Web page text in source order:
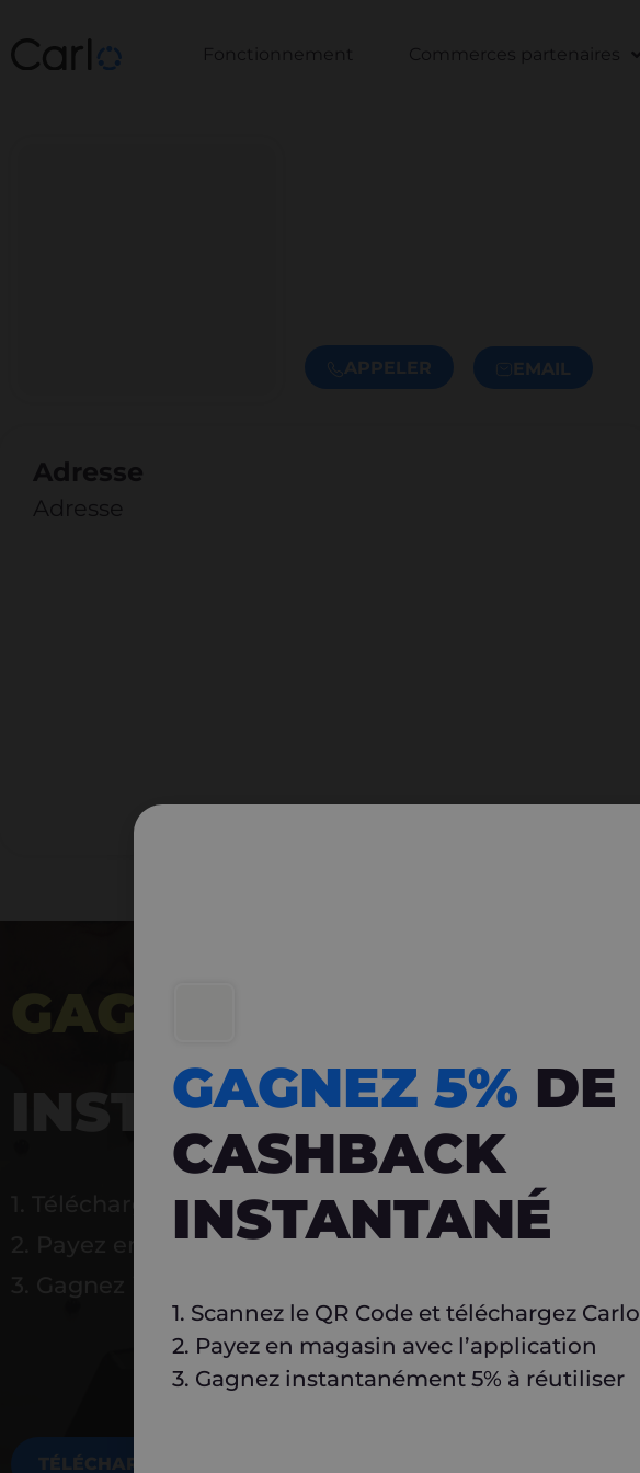
Fonctionnement Commerces partenaires
APPELER EMAIL
Adresse
Adresse
GAGNEZ 5%
INSTANTANÉ
1. Téléchargez Carlo
2. Payez en magasin avec l’application
TÉLÉCHARGEZ MAINTENANT
GAGNEZ 5% DE
CASHBACK
INSTANTANÉ
1. Scannez le QR Code et téléchargez Carlo
2. Payez en magasin avec l’application
3. Gagnez instantanément 5% à réutiliser